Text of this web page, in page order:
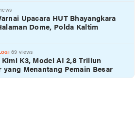
Upacara HUT Bhayangkara
Dome, Polda Kaltim
69 views
K3, Model AI 2,8 Triliun
yang Menantang Pemain Besar